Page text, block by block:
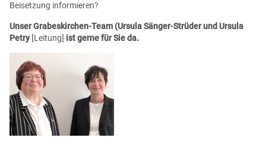
Beisetzung informieren?
Unser Grabeskirchen-Team (Ursula Sänger-Strüder und Ursula
Petry[Leitung] ist gerne für Sie da.